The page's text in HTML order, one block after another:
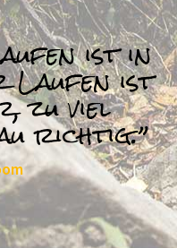
ist in
Laufen ist
zu viel
richtig.”